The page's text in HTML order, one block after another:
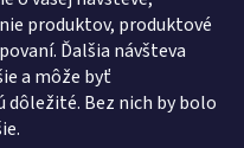
produktov, produktové
Ďalšia návšteva
a môže byť
dôležité. Bez nich by bolo
W